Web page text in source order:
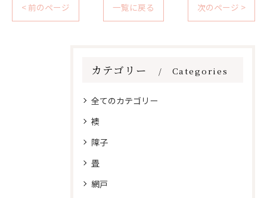
< 前のページ 一覧に戻る 次のページ >
カテゴリー Categories
全てのカテゴリー
襖
障子
畳
網戸